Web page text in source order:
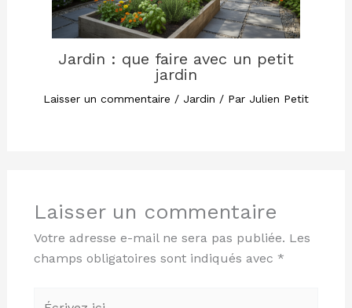
Jardin : que faire avec un petit
jardin
Laisser un commentaire / Jardin / Par Julien Petit
Laisser un commentaire
Votre adresse e-mail ne sera pas publiée. Les
champs obligatoires sont indiqués avec *